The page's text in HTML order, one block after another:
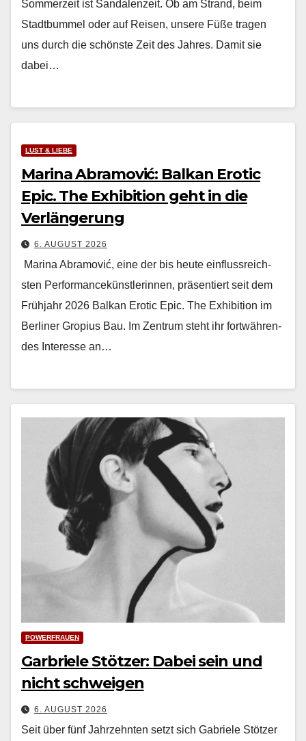
Som­merzeit ist San­dalen­zeit. Ob am Strand, beim
Stadt­bum­mel oder auf Reisen, unsere Füße tra­gen
uns durch die schön­ste Zeit des Jahres. Damit sie
dabei…
LUST & LIEBE
Marina Abramović: Balkan Erotic
Epic. The Exhibition geht in die
Verlängerung
6. AUGUST 2026
Mari­na Abramović, eine der bis heute ein­flussre­ich­
sten Per­for­mancekün­st­lerin­nen, präsen­tiert seit dem
Früh­jahr 2026 Balkan Erot­ic Epic. The Exhi­bi­tion im
Berlin­er Gropius Bau. Im Zen­trum ste­ht ihr fortwähren­
des Inter­esse an…
POWERFRAUEN
Garbriele Stötzer: Dabei sein und
nicht schweigen
6. AUGUST 2026
Seit über fünf Jahrzehn­ten set­zt sich Gabriele Stötzer